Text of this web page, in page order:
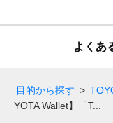
よくあ
目的から探す >
YOTA Wallet】「T...